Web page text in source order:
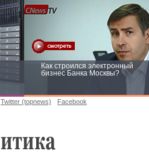
Как строился электронный
бизнес Банка Москвы?
Twitter (topnews) Facebook